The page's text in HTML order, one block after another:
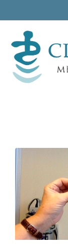
TRATAMIENTOS
FACILIDADES
BLOG